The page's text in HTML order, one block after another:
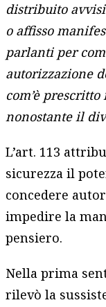
distribuito
o affisso
parlanti per
autorizzazione
com’è
nonostante il
L’art. 113
sicurezza il
concedere
impedire la
pensiero.
Nella prima
rilevò la